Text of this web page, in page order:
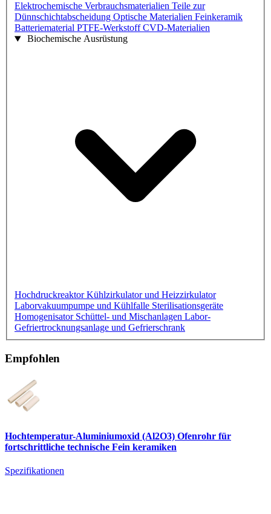
Elektrochemische Verbrauchsmaterialien Teile zur
Dünnschichtabscheidung Optische Materialien Feinkeramik
Batteriematerial PTFE-WerkstoffCVD-Materialien
Biochemische Ausrüstung
HochdruckreaktorKühlzirkulator und Heizzirkulator
Laborvakuumpumpe und Kühlfalle Sterilisationsgeräte
Homogenisator Schüttel- und Mischanlagen Labor-
Gefriertrocknungsanlage und Gefrierschrank
Empfohlen
Hochtemperatur-Aluminiumoxid (Al2O3) Ofenrohr für
fortschrittliche technische Fein keramiken
Spezifikationen